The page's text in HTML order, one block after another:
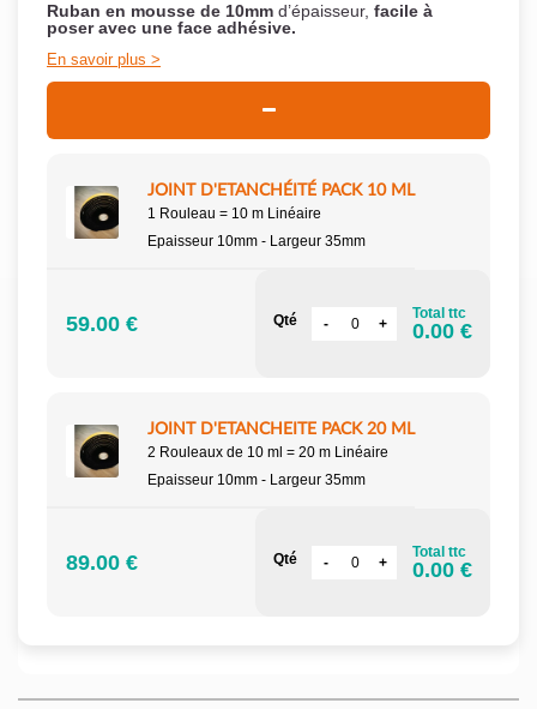
Ruban en mousse de 10mm d’épaisseur, facile à
poser avec une face adhésive.
En savoir plus
JOINT D'ETANCHÉITÉ PACK 10 ML
1 Rouleau = 10 m Linéaire
Epaisseur 10mm - Largeur 35mm
59.00 € Qté Total ttc
0.00 €
JOINT D'ETANCHEITE PACK 20 ML
2 Rouleaux de 10 ml = 20 m Linéaire
Epaisseur 10mm - Largeur 35mm
89.00 € Qté Total ttc
0.00 €